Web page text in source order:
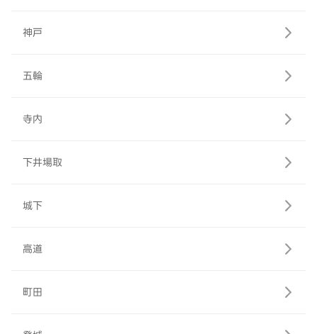
神戸
五輪
寺内
下井場取
城下
高道
町田